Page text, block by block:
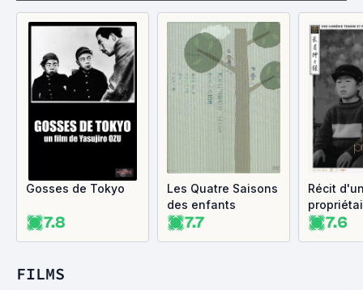
Gosses de Tokyo
7.8
Les Qua­tre Sai­sons
des enfants
7.7
Récit
7.6
FILMS